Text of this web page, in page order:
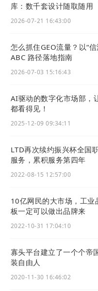
这样有意识地构建引
当客户浏览文章时，
单。这样的功能支持
头的线上招商需求
前页面即可一键提
容，大幅缩短潜在合
程。
如今的食品市场，任
“人”的生意，对于品
消费者心智”的年代
能培养长期消费习
食品公司的新思考逻辑
库：数千套设计随取随用
2026-07-21 16:43:00
怎么抓住GEO流量？以“
ABC 路径落地指南
2026-07-03 15:16:43
AI驱动的数字化市场部，
都看得见！
2025-12-09 09:34:11
LTD再次续约振兴杯全国
服务，累积服务第四年
2022-08-15 12:57:00
10亿网民的大市场，工业
板一定可以做出品牌来
2022-10-31 17:04:10
寡头平台建立了一个个帝
装自由人
2020-11-30 16:46:02